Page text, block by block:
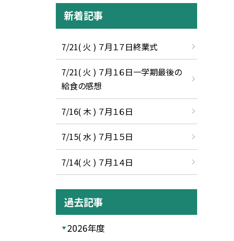
新着記事
7/21( 火 ) ７月１７日終業式
7/21( 火 ) ７月１６日一学期最後の
給食の感想
7/16( 木 ) ７月１６日
7/15( 水 ) ７月１５日
7/14( 火 ) ７月１４日
過去記事
2026年度